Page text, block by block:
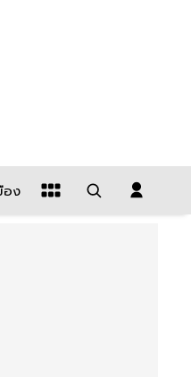
อง